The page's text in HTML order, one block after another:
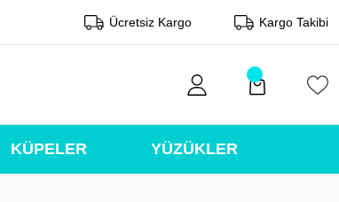
Ücretsiz Kargo Kargo Takibi
KÜPELER YÜZÜKLER